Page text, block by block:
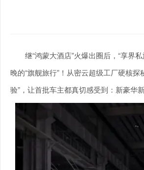
继“鸿蒙大酒店”火爆出圈后，“享界
晚的“旗舰旅行”！从密云超级工厂硬核
验”，让首批车主都真切感受到：新豪华